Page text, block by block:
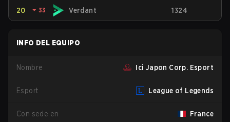
20 ⏷ 33 Verdant 1324
INFO DEL EQUIPO
Nombre Ici Japon Corp. Esport
Esport League of Legends
Con sede en France